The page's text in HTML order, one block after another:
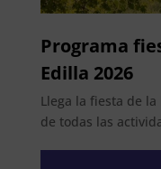
Programa
Edilla 2026
Llega la fiesta de
de todas las